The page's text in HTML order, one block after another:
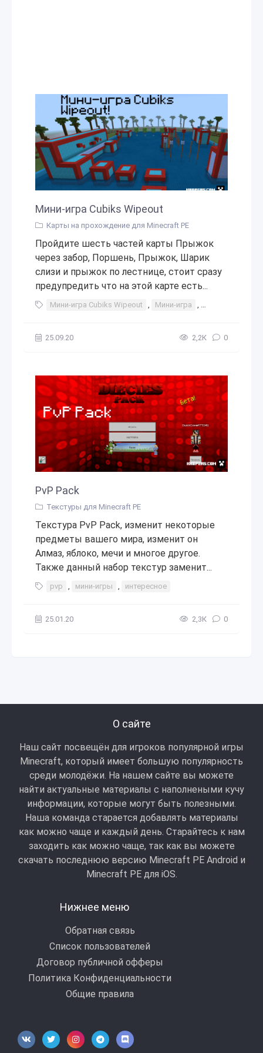
Мини-игра Cubiks Wipeout
Карты на прохождение для Minecraft PE
Пройдите шесть частей карты Прыжок
через забор, Поршень, Прыжок, Шарик
слизи и прыжок по лестнице, стоит сразу
предупредить что на этой карте есть...
Мини-игра Cubiks Wipeout , Мини-игра , мини-игр
25.09.20 2,2К 0
PvP Pack
Текстуры для Minecraft PE
Текстура PvP Pack, изменит некоторые
предметы вашего мира, изменит он
Алмаз, яблоко, мечи и многое другое.
Также данный набор текстур заменит...
pvp , мини-игры , интересное
25.01.20 2,3К 0
О сайте
Наш сайт посвещён для игроков популярной игры
Minecraft, который имеет большую популярность
среди молодёжи. На нашем сайте вы можете
найти актуальные материалы с наполнеными кучу
информации, которые могут быть полезными.
Наша команда старается добавлять материалы
как можно чаще и каждый день. Старайтесь к нам
заходить как можно чаще, так как вы можете
скачать последнюю версию Minecraft PE Android и
Minecraft РЕ для iOS.
Нижнее меню
Обратная связь
Список пользователей
Договор публичной офферы
Политика Конфиденциальности
Общие правила